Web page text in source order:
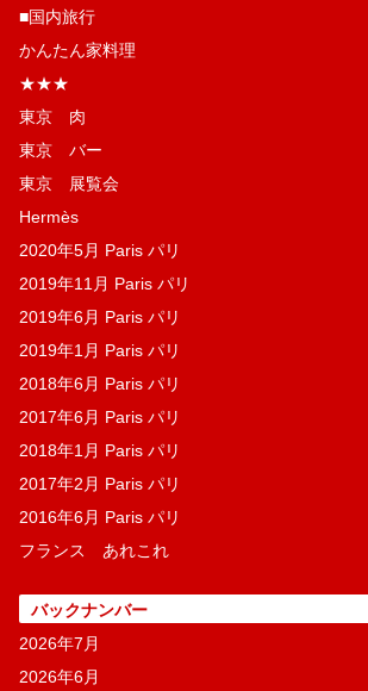
■国内旅行
かんたん家料理
★★★
東京 肉
東京 バー
東京 展覧会
Hermès
2020年5月 Paris パリ
2019年11月 Paris パリ
2019年6月 Paris パリ
2019年1月 Paris パリ
2018年6月 Paris パリ
2017年6月 Paris パリ
2018年1月 Paris パリ
2017年2月 Paris パリ
2016年6月 Paris パリ
フランス あれこれ
バックナンバー
2026年7月
2026年6月